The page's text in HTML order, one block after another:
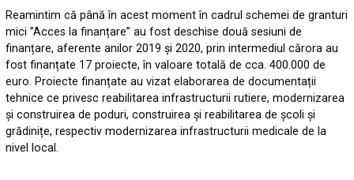
Reamintim că până în acest moment în cadrul schemei de granturi
mici ”Acces la finanțare” au fost deschise două sesiuni de
finanțare, aferente anilor 2019 și 2020, prin intermediul cărora au
fost finanțate 17 proiecte, în valoare totală de cca. 400.000 de
euro. Proiecte finanțate au vizat elaborarea de documentații
tehnice ce privesc reabilitarea infrastructurii rutiere, modernizarea
și construirea de poduri, construirea și reabilitarea de școli și
grădinițe, respectiv modernizarea infrastructurii medicale de la
nivel local.